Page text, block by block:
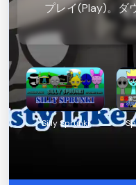
プレイ(Play)。ダ
Silly Sprunki